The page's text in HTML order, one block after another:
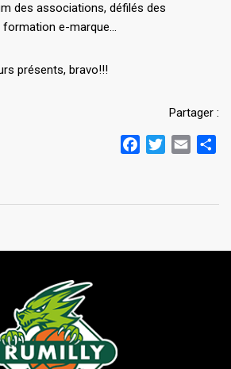
des associations, défilés des
e-marque…
présents, bravo!!!
Partager :
FacebookTwitterEmail